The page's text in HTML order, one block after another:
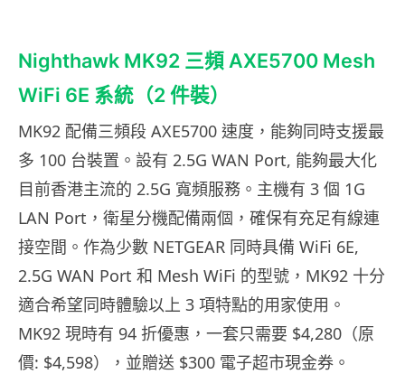
Nighthawk MK92 三頻 AXE5700 Mesh
WiFi 6E 系統（2 件裝）
MK92 配備三頻段 AXE5700 速度，能夠同時支援最
多 100 台裝置。設有 2.5G WAN Port, 能夠最大化
目前香港主流的 2.5G 寬頻服務。主機有 3 個 1G
LAN Port，衛星分機配備兩個，確保有充足有線連
接空間。作為少數 NETGEAR 同時具備 WiFi 6E,
2.5G WAN Port 和 Mesh WiFi 的型號，MK92 十分
適合希望同時體驗以上 3 項特點的用家使用。
MK92 現時有 94 折優惠，一套只需要 $4,280（原
價: $4,598），並贈送 $300 電子超市現金券。